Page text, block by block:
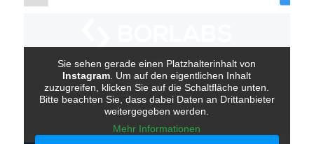
Sie sehen gerade einen Platzhalterinhalt von
Instagram. Um auf den eigentlichen Inhalt
zuzugreifen, klicken Sie auf die Schaltfläche unten.
Bitte beachten Sie, dass dabei Daten an Drittanbieter
weitergegeben werden.
Mehr Informationen